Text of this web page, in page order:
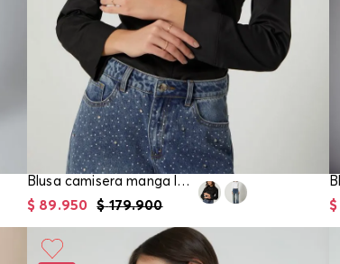
Blusa camisera manga larga para mujer
$ 179.900
$ 89.950 $